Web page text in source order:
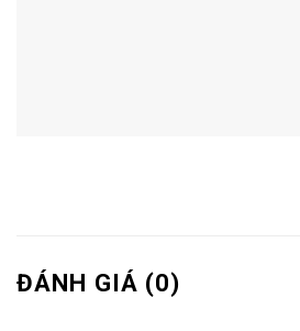
ĐÁNH GIÁ (0)